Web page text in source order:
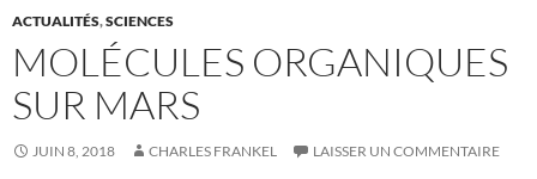
ACTUALITÉS,SCIENCES
MOLÉCULES ORGANIQUES
SUR MARS
JUIN 8, 2018 CHARLES FRANKEL LAISSER UN COMMENTAIRE